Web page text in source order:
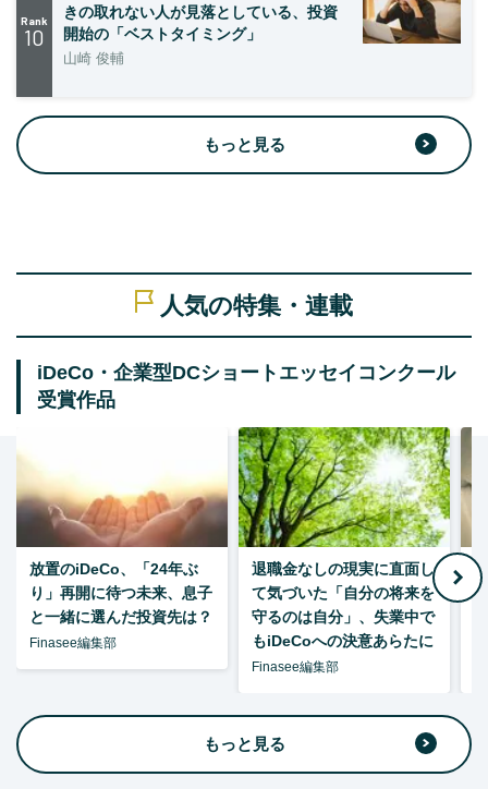
Rank
10
きの取れない人が見落としている、投資
開始の「ベストタイミング」
山崎 俊輔
もっと見る
人気の特集・連載
iDeCo・企業型DCショートエッセイコンクール
受賞作品
放置のiDeCo、「24年ぶ
り」再開に待つ未来、息子
と一緒に選んだ投資先は？
Finasee編集部
退職金なしの現実に直面し
て気づいた「自分の将来を
守るのは自分」、失業中で
もiDeCoへの決意あらたに
Finasee編集部
もっと見る